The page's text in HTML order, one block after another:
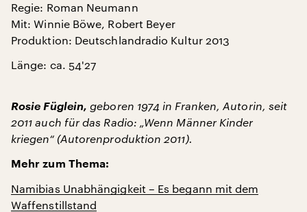
Regie: Roman Neumann
Mit: Winnie Böwe, Robert Beyer
Produktion: Deutschlandradio Kultur 2013
Länge: ca. 54'27
Rosie Füglein, geboren 1974 in Franken, Autorin, seit
2011 auch für das Radio: „Wenn Männer Kinder
kriegen“ (Autorenproduktion 2011).
Mehr zum Thema:
Namibias Unabhängigkeit – Es begann mit dem
Waffenstillstand